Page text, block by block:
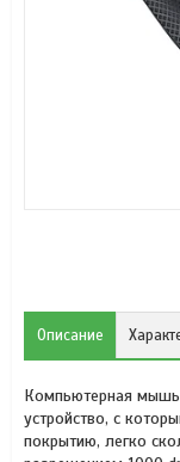
Описание
Компьютерная мышь
устройство, с
покрытию, легко